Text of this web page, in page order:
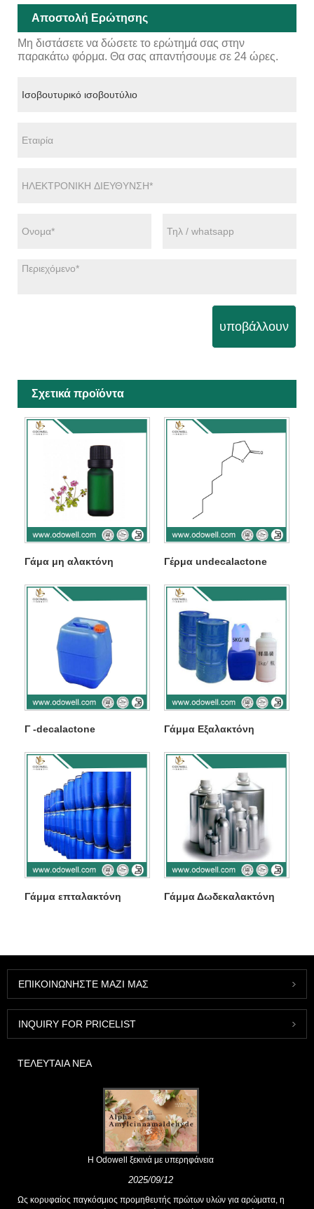
Αποστολή Ερώτησης
Μη διστάσετε να δώσετε το ερώτημά σας στην
παρακάτω φόρμα. Θα σας απαντήσουμε σε 24 ώρες.
υποβάλλουν
Σχετικά προϊόντα
Γάμα μη αλακτόνη Γέρμα undecalactone
Γ -decalactone Γάμμα Εξαλακτόνη
Γάμμα επταλακτόνη Γάμμα Δωδεκαλακτόνη
ΕΠΙΚΟΙΝΩΝΉΣΤΕ ΜΑΖΊ ΜΑΣ
INQUIRY FOR PRICELIST
ΤΕΛΕΥΤΑΊΑ ΝΈΑ
Η Odowell ξεκινά με υπερηφάνεια
2025/09/12
Ως κορυφαίος παγκόσμιος προμηθευτής πρώτων υλών για αρώματα, η